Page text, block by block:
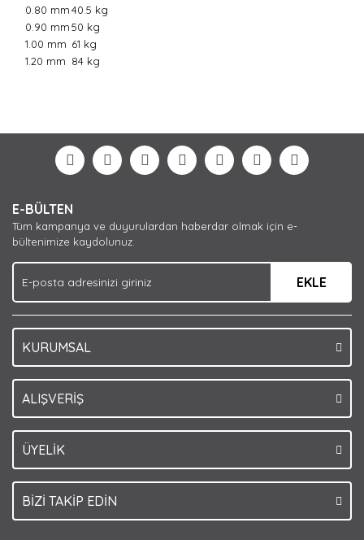
0.80 mm40.5 kg
0.90 mm50 kg
1.00 mm 61 kg
1.20 mm 84 kg
Yorum Yaz
formunu kullanarak tarafımıza iletebilirsiniz.
Görüş ve önerileriniz için teşekkür ederiz.
Ürün açıklamasında eksik bilgiler bulunuyor.
Ürün bilgilerinde hatalar bulunuyor.
Ürün fiyatı diğer sitelerden daha pahalı.
Bu ürüne benzer farklı alternatifler olmalı.
E-BÜLTEN
Tüm kampanya ve duyurulardan haberdar olmak için e-
bültenimize kaydolunuz.
EKLE
KURUMSAL
ALIŞVERİŞ
ÜYELİK
BİZİ TAKİP EDİN